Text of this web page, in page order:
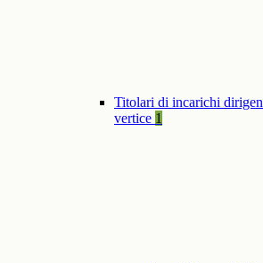
Titolari di incarichi
vertice 1